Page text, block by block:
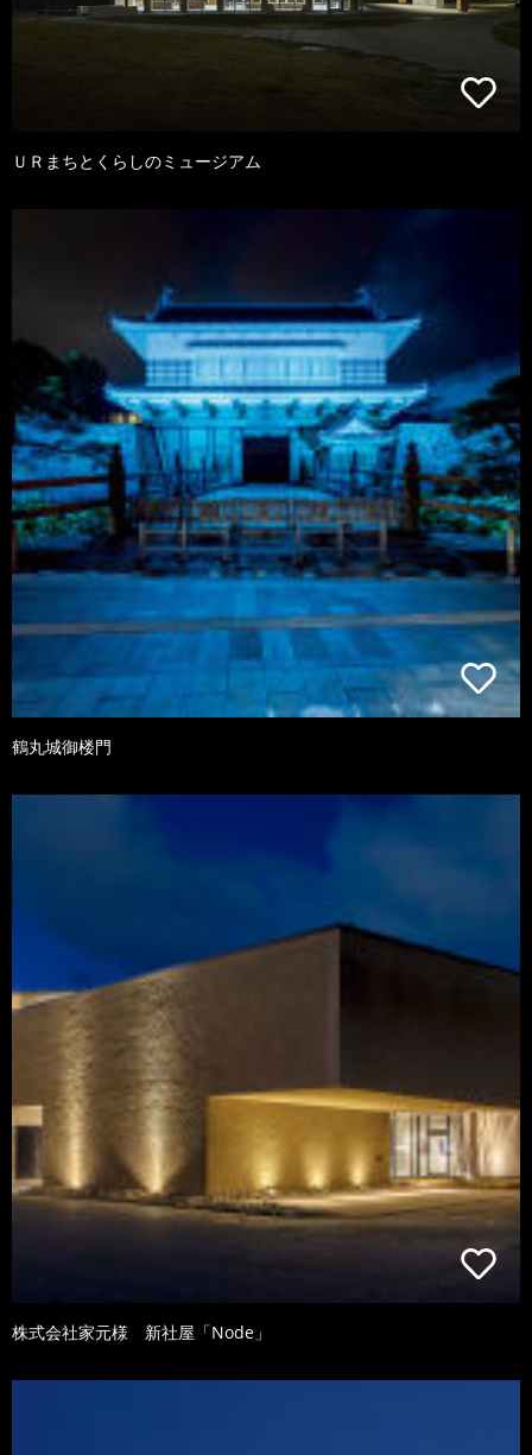
ＵＲまちとくらしのミュージアム
鶴丸城御楼門
株式会社家元様 新社屋「Node」